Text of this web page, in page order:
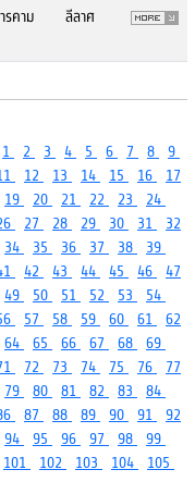
รคาม ลีลาศ
1 2 3 4 5 6 7 8 9
12 13 14 15 16
17
19 20 21 22 23
24
27 28 29 30 31
32
34 35 36 37 38
39
42 43 44 45 46
47
49 50 51 52 53
54
57 58 59 60 61
62
64 65 66 67 68 69
72 73 74 75 76
77
79 80 81 82 83
84
87 88 89 90 91
92
94 95 96 97 98 99
101 102 103 104 105